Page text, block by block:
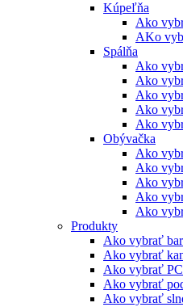
Kúpeľňa
Ako
AKo
Spálňa
Ako
Ako
Ako
Ako
Ako
Obývačka
Ako
Ako
Ako
Ako
Ako
Produkty
Ako vybrať
Ako vybrať
Ako vybrať
Ako vybrať
Ako vybrať